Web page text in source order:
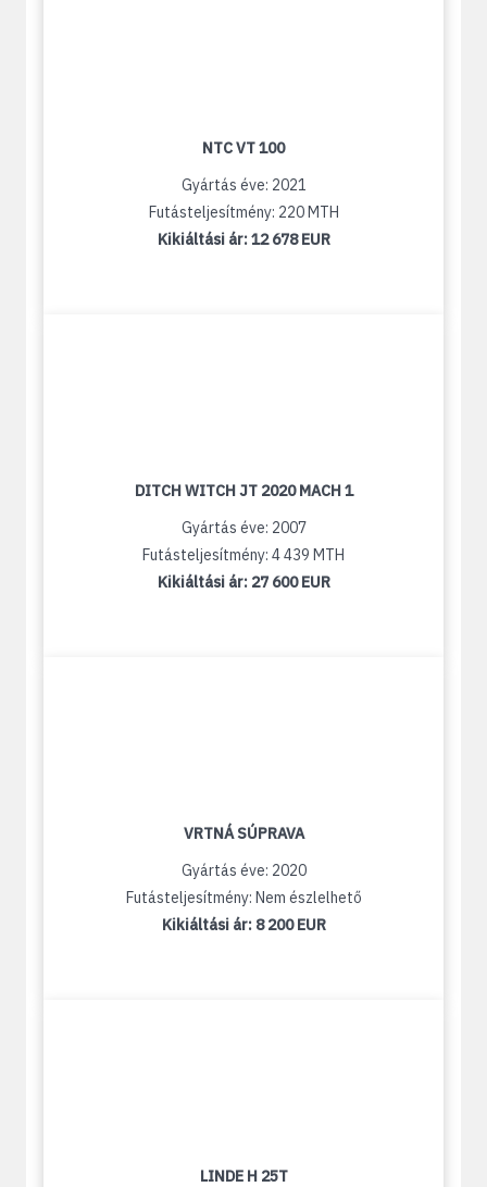
NTC VT 100
Gyártás éve: 2021
Futásteljesítmény: 220 MTH
Kikiáltási ár:12 678 EUR
DITCH WITCH JT 2020 MACH 1
Gyártás éve: 2007
Futásteljesítmény: 4 439 MTH
Kikiáltási ár: 27 600 EUR
VRTNÁ SÚPRAVA
Gyártás éve: 2020
Futásteljesítmény: Nem észlelhető
Kikiáltási ár: 8 200 EUR
LINDE H 25T